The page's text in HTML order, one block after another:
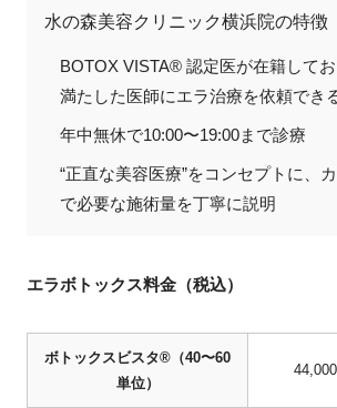
水の森美容クリニック横浜院の特徴
BOTOX VISTA® 認定医が在籍して
満たした医師にエラ治療を依頼でき
年中無休で10:00〜19:00まで診療
“正直な美容医療”をコンセプトに、
で必要な施術量を丁寧に説明
エラボトックス料金（税込）
ボトックスビスタ®（40〜60
単位）